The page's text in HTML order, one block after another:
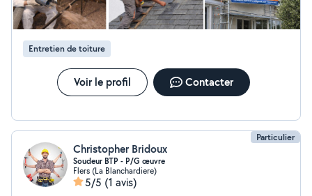
Entretien de toiture
Voir le profil Contacter
Particulier
Christopher Bridoux
Soudeur BTP - P/G œuvre
Flers (La Blanchardiere)
5/5 (1 avis)